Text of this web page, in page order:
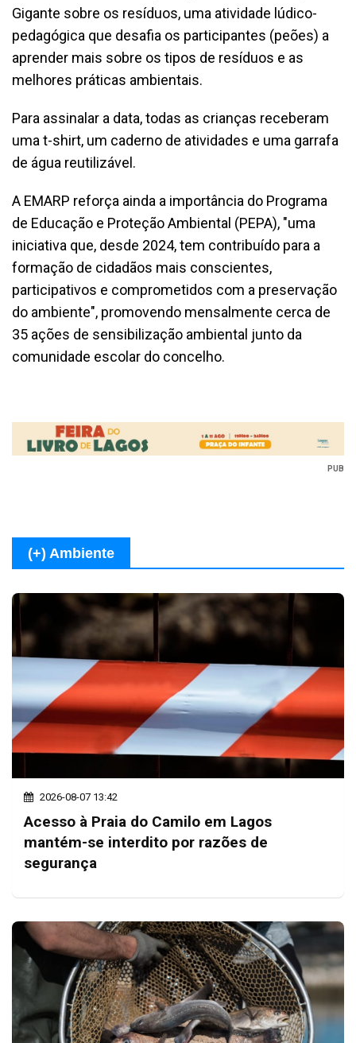
Gigante sobre os resíduos, uma atividade lúdico-
pedagógica que desafia os participantes (peões) a
aprender mais sobre os tipos de resíduos e as
melhores práticas ambientais.
Para assinalar a data, todas as crianças receberam
uma t-shirt, um caderno de atividades e uma garrafa
de água reutilizável.
A EMARP reforça ainda a importância do Programa
de Educação e Proteção Ambiental (PEPA), "uma
iniciativa que, desde 2024, tem contribuído para a
formação de cidadãos mais conscientes,
participativos e comprometidos com a preservação
do ambiente", promovendo mensalmente cerca de
35 ações de sensibilização ambiental junto da
comunidade escolar do concelho.
PUB
(+) Ambiente
2026-08-07 13:42
Acesso à Praia do Camilo em Lagos
mantém-se interdito por razões de
segurança